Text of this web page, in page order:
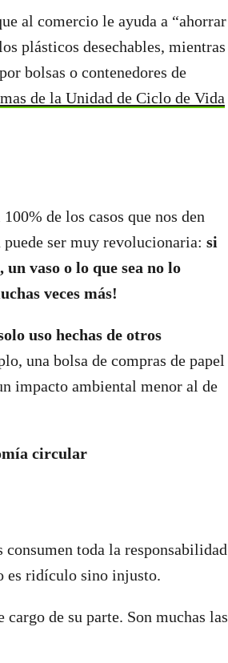
al comercio le ayuda a “ahorrar
plásticos desechables, mientras
bolsas o contenedores de
de la Unidad de Ciclo de Vida
de los casos que nos den
puede ser muy revolucionaria: si
vaso o lo que sea no lo
veces más!
uso hechas de otros
una bolsa de compras de papel
impacto ambiental menor al de
circular
toda la responsabilidad
es ridículo sino injusto.
de su parte. Son muchas las